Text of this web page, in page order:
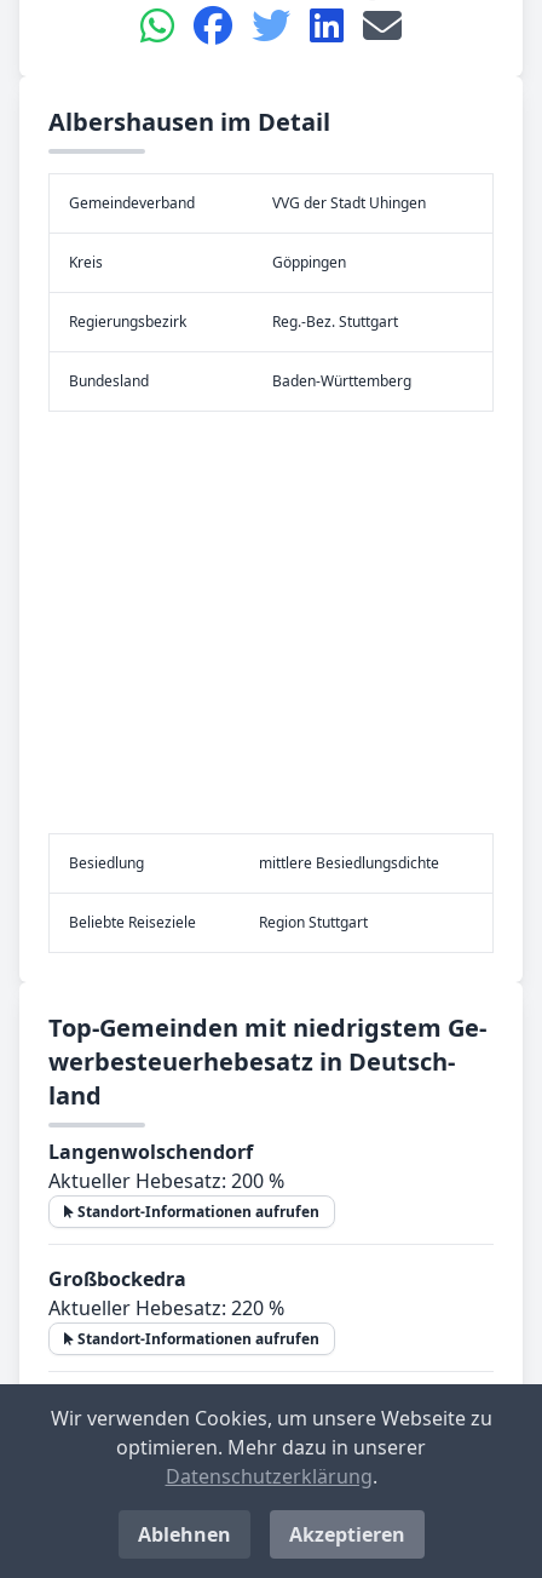
Albershausen im Detail
Gemeinde­verband VVG der Stadt Uhingen
Kreis Göppingen
Re­gier­ungs­bezirk Reg.-Bez. Stuttgart
Bundes­land Baden-Württemberg
Be­sied­lung mittlere Besiedlungsdichte
Be­lieb­te Rei­se­zie­le Region Stuttgart
Top-­Ge­mein­den mit nied­rig­stem Ge­
wer­be­steu­er­he­be­satz in Deutsch­
land
Langenwolschendorf
Aktueller Hebesatz: 200 %
Standort-Informationen aufrufen
Großbockedra
Aktueller Hebesatz: 220 %
Standort-Informationen aufrufen
Kemnath
Aktueller Hebesatz: 230 %
Standort-Informationen aufrufen
Röttenbach (bei Erlangen)
Aktueller Hebesatz: 230 %
Wir verwenden Cookies, um unsere Webseite zu
optimieren. Mehr dazu in unserer
Datenschutzerklärung.
Ablehnen Akzeptieren